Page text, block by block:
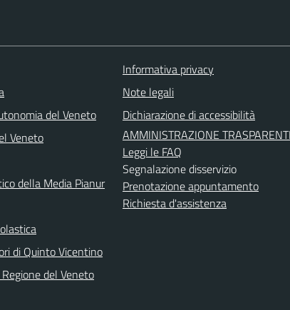
del Veneto
Veneto
della Media Pianur
di Quinto Vicentino
del Veneto
Informativa privacy
Note legali
Dichiarazione di accessibilità
AMMINISTRAZIONE
Leggi le FAQ
Segnalazione disservizio
Prenotazione appuntamento
Richiesta d'assistenza